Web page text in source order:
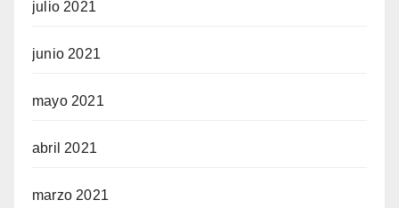
julio 2021
junio 2021
mayo 2021
abril 2021
marzo 2021